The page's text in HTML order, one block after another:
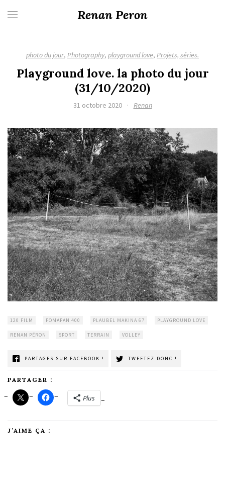
Renan Peron
photo du jour, Photography, playground love, Projets, séries.
Playground love. la photo du jour
(31/10/2020)
31 octobre 2020 · Renan
120 FILM FOMAPAN 400 PLAUBEL MAKINA 67 PLAYGROUND LOVE
RENAN PÉRON SPORT TERRAIN VOLLEY
PARTAGES SUR FACEBOOK ! TWEETEZ DONC !
PARTAGER :
Plus
J’AIME ÇA :